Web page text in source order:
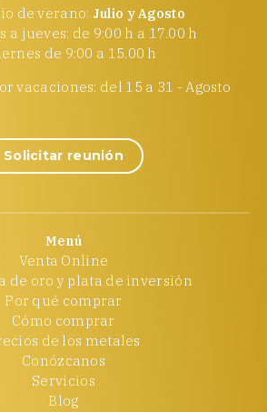
de verano: Julio y Agosto
a jueves: de 9:00 h a 17.00 h
de 9:00 a 15.00 h
vacaciones: del 15 a 31 - Agosto
Solicitar reunión
Menú
Venta Online
de oro y plata de inversión
Por qué comprar
Cómo comprar
de los metales
Conózcanos
Servicios
Blog